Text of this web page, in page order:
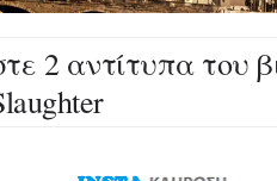
2 αντίτυπα του